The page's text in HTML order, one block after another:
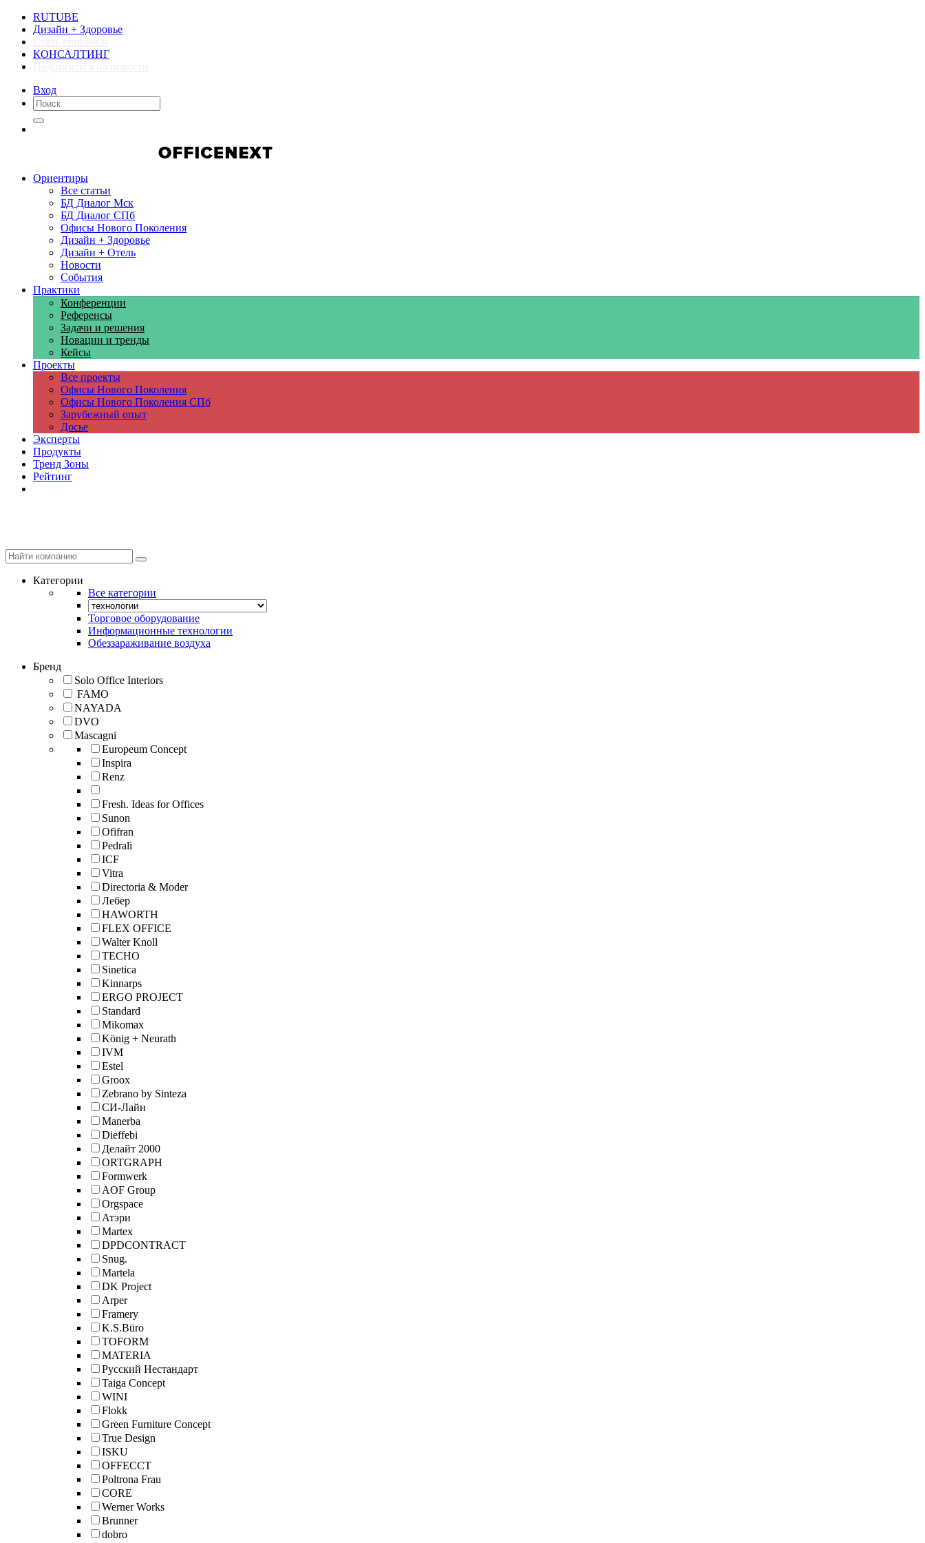
RUTUBE
Дизайн + Здоровье
КОНСАЛТИНГ
Вход
Ориентиры
Все статьи
БД Диалог Мск
БД Диалог СПб
Офисы Нового Поколения
Дизайн + Здоровье
Дизайн + Отель
Новости
События
Практики
Конференции
Референсы
Задачи и решения
Новации и тренды
Кейсы
Проекты
Все проекты
Офисы Нового Поколения
Офисы Нового Поколения СПб
Зарубежный опыт
Досье
Эксперты
Продукты
Тренд Зоны
Рейтинг
Категории
Все категории
Торговое оборудование
Информационные технологии
Обеззараживание воздуха
Бренд
Solo Office Interiors
FAMO
NAYADA
DVO
Mascagni
Europeum Concept
Inspira
Renz
Fresh. Ideas for Offices
Sunon
Ofifran
Pedrali
ICF
Vitra
Directoria & Moder
Лебер
HAWORTH
FLEX OFFICE
Walter Knoll
TECHO
Sinetica
Kinnarps
ERGO PROJECT
Standard
Mikomax
König + Neurath
IVM
Estel
Groox
Zebrano by Sinteza
СИ-Лайн
Manerba
Dieffebi
Делайт 2000
ORTGRAPH
Formwerk
AOF Group
Orgspace
Атэри
Martex
DPDCONTRACT
Snug.
Martela
DK Project
Arper
Framery
K.S.Büro
TOFORM
MATERIA
Русский Нестандарт
Taiga Concept
WINI
Flokk
Green Furniture Concept
True Design
ISKU
OFFECCT
Poltrona Frau
CORE
Werner Works
Brunner
dobro